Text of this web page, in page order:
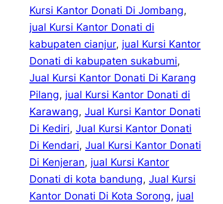
Kursi Kantor Donati Di Jombang
jual Kursi Kantor Donati di
kabupaten cianjur, jual Kursi Kantor
Donati di kabupaten sukabumi
Jual Kursi Kantor Donati Di Karang
Pilang, jual Kursi Kantor Donati di
Karawang, Jual Kursi Kantor Donati
Di Kediri, Jual Kursi Kantor Donati
Di Kendari, Jual Kursi Kantor Donati
Di Kenjeran, jual Kursi Kantor
Donati di kota bandung, Jual Kursi
Kantor Donati Di Kota Sorong, jual